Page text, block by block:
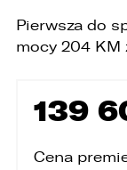
Pierwsza do
mocy 204 KM
139
Cena